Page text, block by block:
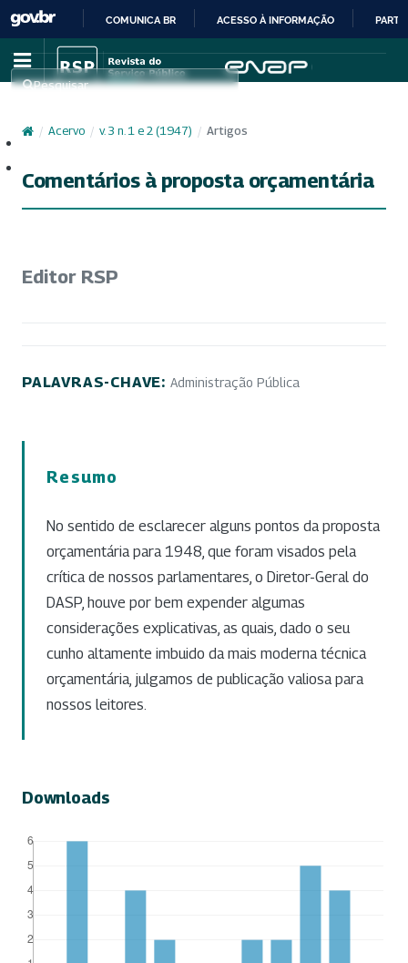
IR
PARA
CONTEÚDO
COMUNICA BR ACESSO À INFORMAÇÃO
Pesquisar
/ Acervo / v. 3 n. 1 e 2 (1947) / Artigos
Comentários à proposta orçamentária
Editor RSP
PALAVRAS-CHAVE: Administração Pública
Resumo
No sentido de esclarecer alguns pontos da proposta
orçamentária para 1948, que foram visados pela
crítica de nossos parlamentares, o Diretor-Geral do
DASP, houve por bem expender algumas
considerações explicativas, as quais, dado o seu
cunho altamente imbuido da mais moderna técnica
orçamentária, julgamos de publicação valiosa para
nossos leitores.
Downloads